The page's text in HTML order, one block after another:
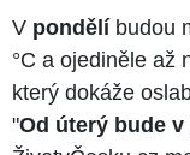
V pondělí budou
°C a ojediněle až
který dokáže
"Od úterý bude v